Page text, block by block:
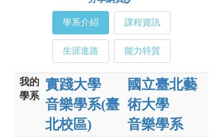
學系介紹 課程資訊
生涯進路 能力特質
我的
學系
實踐大學
音樂學系(臺
北校區)
國立臺北藝
術大學
音樂學系